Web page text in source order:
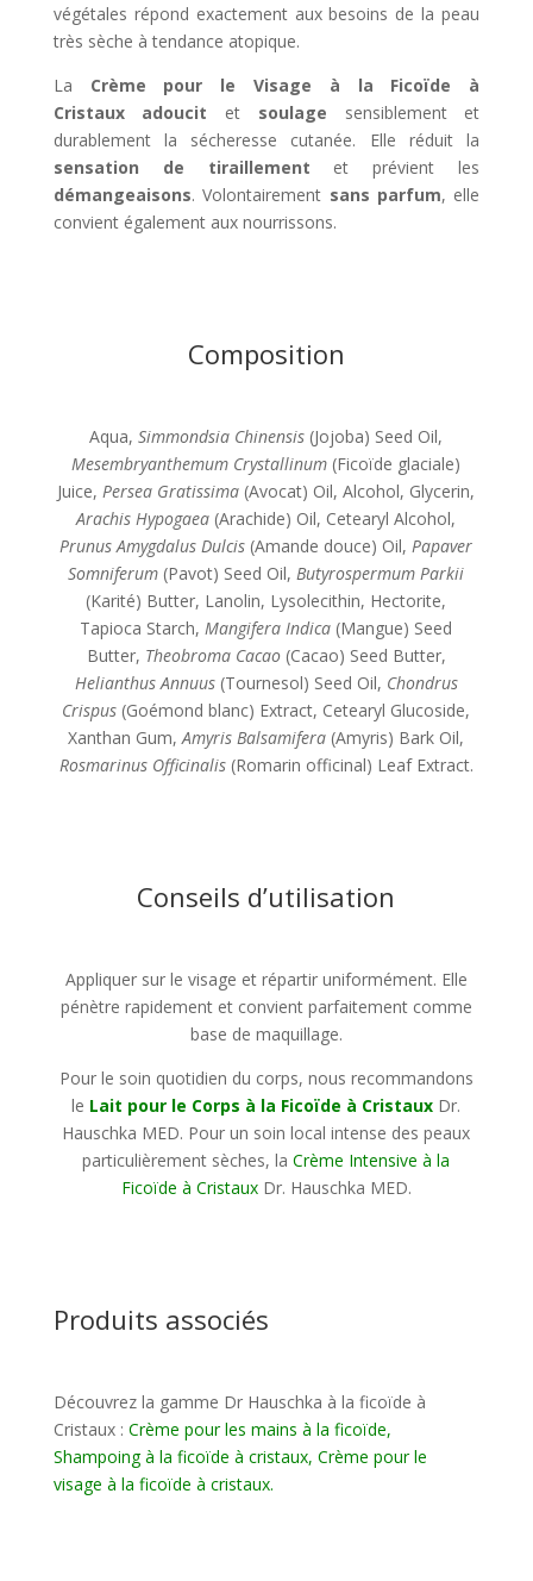
végétales répond exactement aux besoins de la peau
très sèche à tendance atopique.
La Crème pour le Visage à la Ficoïde à
Cristaux
adoucit et soulage sensiblement et
durablement la sécheresse cutanée. Elle réduit la
sensation de tiraillement et prévient les
démangeaisons. Volontairement sans parfum, elle
convient également aux nourrissons.
Composition
Aqua,Simmondsia Chinensis (Jojoba) Seed Oil,
Mesembryanthemum Crystallinum (Ficoïde glaciale)
Juice,Persea Gratissima (Avocat) Oil, Alcohol, Glycerin,
Arachis Hypogaea (Arachide) Oil, Cetearyl Alcohol,
Prunus Amygdalus Dulcis (Amande douce) Oil,Papaver
Somniferum (Pavot) Seed Oil,Butyrospermum Parkii
(Karité) Butter, Lanolin, Lysolecithin, Hectorite,
Tapioca Starch,Mangifera Indica (Mangue) Seed
Butter, Theobroma Cacao(Cacao) Seed Butter,
Helianthus Annuus(Tournesol) Seed Oil, Chondrus
Crispus (Goémond blanc) Extract, Cetearyl Glucoside,
Xanthan Gum,Amyris Balsamifera (Amyris) Bark Oil,
Rosmarinus Officinalis(Romarin officinal) Leaf Extract.
Conseils d’utilisation
Appliquer sur le visage et répartir uniformément. Elle
pénètre rapidement et convient parfaitement comme
base de maquillage.
Pour le soin quotidien du corps, nous recommandons
le Lait pour le Corps à la Ficoïde à Cristaux Dr.
Hauschka MED. Pour un soin local intense des peaux
particulièrement sèches, laCrème Intensive à la
Ficoïde à CristauxDr. Hauschka MED.
Produits associés
Découvrez la gamme Dr Hauschka à la ficoïde à
Cristaux : Crème pour les mains à la ficoïde,
Shampoing à la ficoïde à cristaux, Crème pour le
visage à la ficoïde à cristaux.